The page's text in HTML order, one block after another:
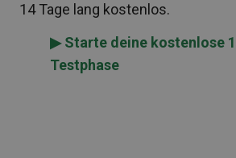
14 Tage lang kostenlos.
▶ Starte deine kostenlose
Testphase